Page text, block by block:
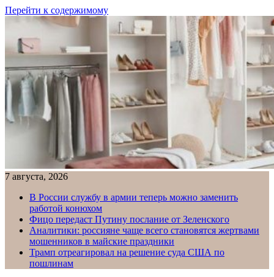
Перейти к содержимому
7 августа, 2026
В России службу в армии теперь можно заменить
работой конюхом
Фицо передаст Путину послание от Зеленского
Аналитики: россияне чаще всего становятся жертвами
мошенников в майские праздники
Трамп отреагировал на решение суда США по
пошлинам